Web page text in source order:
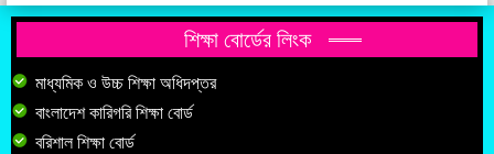
শিক্ষা বোর্ডের লিংক
মাধ্যমিক ও উচ্চ শিক্ষা অধিদপ্তর
বাংলাদেশ কারিগরি শিক্ষা বোর্ড
বরিশাল শিক্ষা বোর্ড